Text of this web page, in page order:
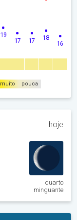
19
17 17 18
16
muito pouca
hoje
quarto
minguante